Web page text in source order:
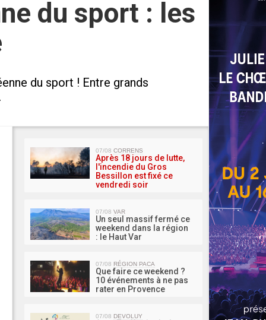
du sport : les
du sport ! Entre grands
MA
07/08 CORRENS
Après 18 jours de lutte,
l'incendie du Gros
Bessillon est fixé ce
vendredi soir
07/08 VAR
Un seul massif fermé ce
weekend dans la région
: le Haut Var
07/08 RÉGION PACA
Que faire ce weekend ?
10 événements à ne pas
rater en Provence
07/08 DEVOLUY